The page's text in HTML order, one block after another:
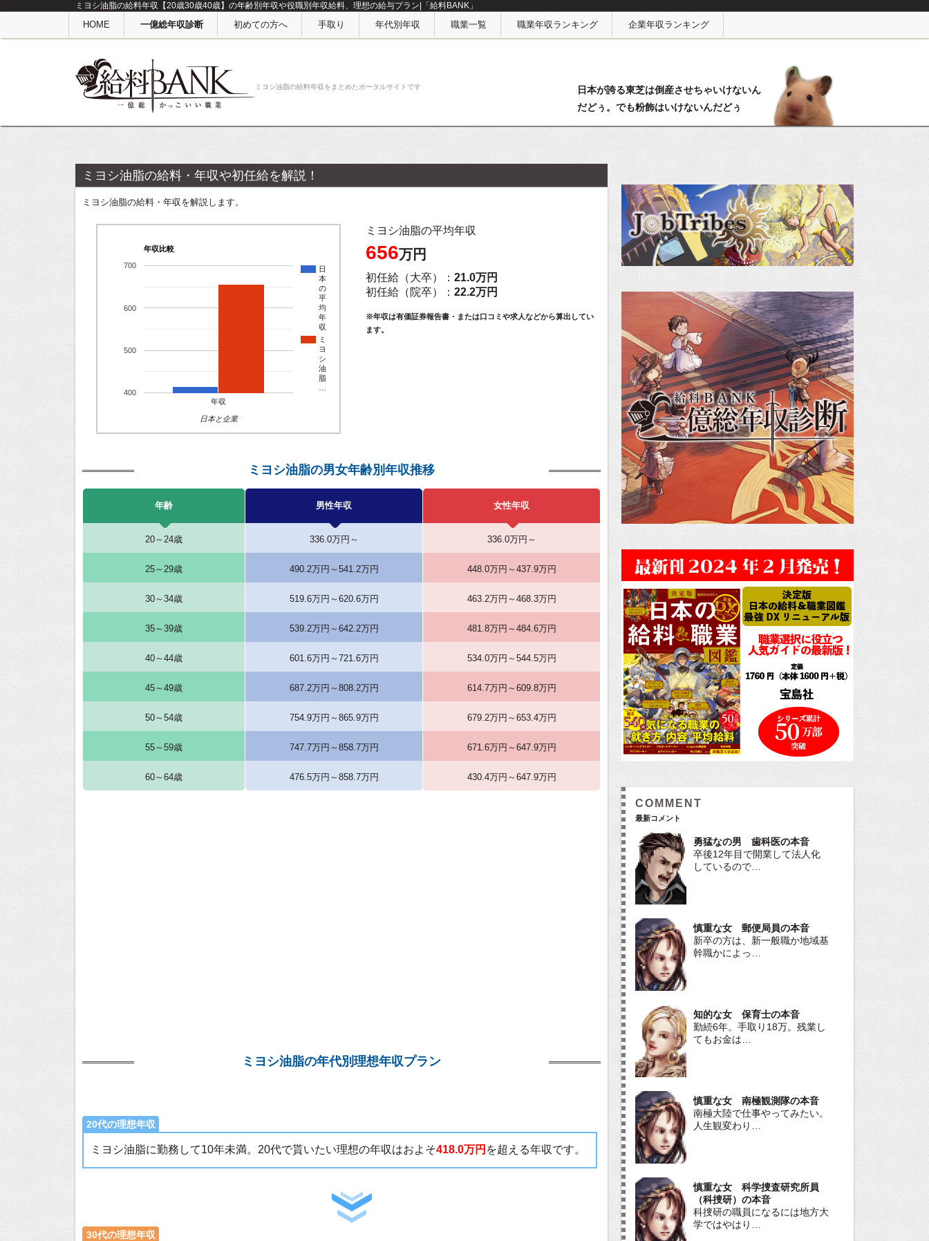
ミヨシ油脂の給料年収【20歳30歳40歳】の年齢別年収や役職別年収給料、理想の給与プラン|「給料BANK」
HOME 一億総年収診断 初めての方へ 手取り 年代別年収 職業一覧 職業年収ランキング 企業年収ランキング
ミヨシ油脂の給料年収をまとめたポータルサイトです
日本が誇る東芝は倒産させちゃいけないん
だどぅ。でも粉飾はいけないんだどぅ
ミヨシ油脂の給料・年収や初任給を解説！
ミヨシ油脂の給料・年収を解説します。
年収比較
日
本
の
平
均
年
収
ミ
ヨ
シ
油
脂
年収
400
500
600
700
日本と企業
ミヨシ油脂の平均年収
656万円
初任給（大卒）： 21.0万円
初任給（院卒）： 22.2万円
※年収は有価証券報告書・または口コミや求人などから算出してい
ます。
ミヨシ油脂の男女年齢別年収推移
年齢 男性年収 女性年収
20～24歳 336.0万円～ 336.0万円～
25～29歳 490.2万円～541.2万円 448.0万円～437.9万円
30～34歳 519.6万円～620.6万円 463.2万円～468.3万円
35～39歳 539.2万円～642.2万円 481.8万円～484.6万円
40～44歳 601.6万円～721.6万円 534.0万円～544.5万円
45～49歳 687.2万円～808.2万円 614.7万円～609.8万円
50～54歳 754.9万円～865.9万円 679.2万円～653.4万円
55～59歳 747.7万円～858.7万円 671.6万円～647.9万円
60～64歳 476.5万円～858.7万円 430.4万円～647.9万円
ミヨシ油脂の年代別理想年収プラン
20代の理想年収
ミヨシ油脂に勤務して10年未満。20代で貰いたい理想の年収はおよそ418.0万円 を超える年収です。
30代の理想年収
COMMENT
最新コメント
勇猛なの男 歯科医の本音
卒後12年目で開業して法人化
しているので…
慎重な女 郵便局員の本音
新卒の方は、新一般職か地域基
幹職かによっ…
知的な女 保育士の本音
勤続6年。手取り18万。残業し
てもお金は…
慎重な女 南極観測隊の本音
南極大陸で仕事やってみたい。
人生観変わり…
慎重な女 科学捜査研究所員
（科捜研）の本音
科捜研の職員になるには地方大
学ではやはり…